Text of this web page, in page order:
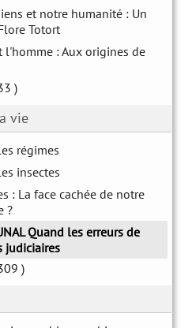
et notre humanité : Un
Totort
l'homme : Aux origines de
)
vie
régimes
insectes
: La face cachée de notre
?
Quand les erreurs de
judiciaires
)